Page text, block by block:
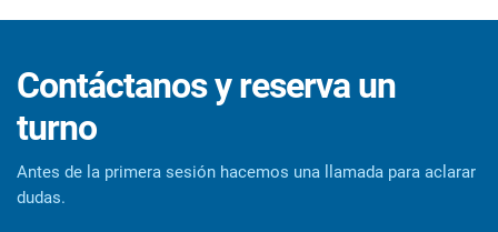
Contáctanos y reserva un
turno
Antes de la primera sesión hacemos una llamada para aclarar
dudas.